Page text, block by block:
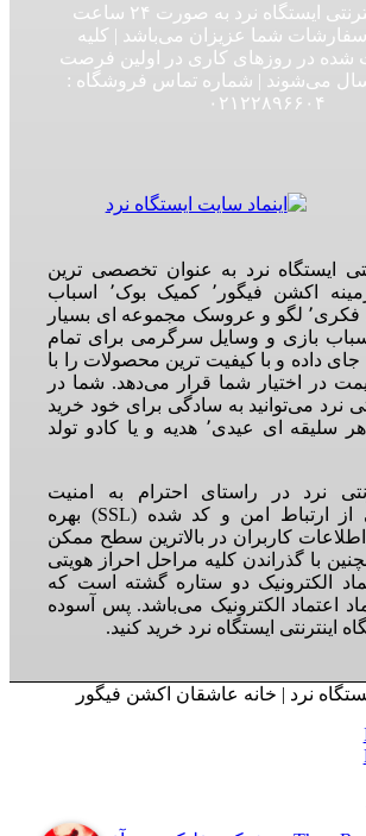
فروشگاه اینترنتی ایستگاه نرد به صورت ۲۴ ساعت
سفارشات شما عزیزان می‌باشد | کلیه
شده در روزهای کاری در اولین فرصت
می‌شوند | شماره تماس فروشگاه :‌
۰۲۱۲۲۸۹۶۶۰۴
ایستگاه نرد به عنوان تخصصی ترین
فروشگاه در زمینه اکشن فیگور٬ کمیک بوک٬ اسباب
بازی٬ بازی های فکری٬ لگو و عروسک مجموعه ای بسیار
بازی و وسایل سرگرمی برای تمام
داده و با کیفیت ترین محصولات را با
در اختیار شما قرار می‌دهد. شما در
نرد می‌توانید به سادگی برای خود خرید
کنید و یا برای هر سلیقه ای عیدی٬ هدیه و یا کادو تولد
نرد در راستای احترام به امنیت
کاربران گرامی از ارتباط امن و کد شده (SSL) بهره
کاربران در بالاترین سطح ممکن
با گذراندن کلیه مراحل احراز هویتی
الکترونیک دو ستاره گشته است که
اعتماد الکترونیک می‌باشد. پس آسوده
اینترنتی ایستگاه نرد خرید کنید.
نرد | خانه عاشقان اکشن فیگور